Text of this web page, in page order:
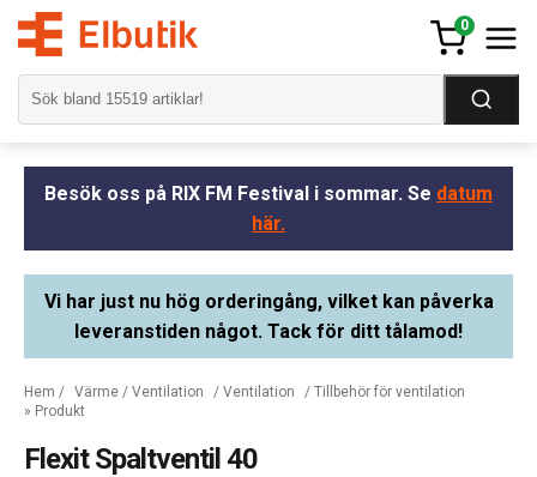
0
Besök oss på RIX FM Festival i sommar. Se datum
här.
Vi har just nu hög orderingång, vilket kan påverka
leveranstiden något. Tack för ditt tålamod!
Hem / Värme / Ventilation / Ventilation / Tillbehör för ventilation
» Produkt
Flexit Spaltventil 40